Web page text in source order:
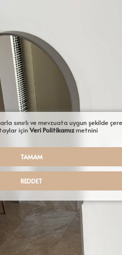
Arabaları
/ Puf&Bank
Duvar Aksesuarları/Aynalar
Tepsiler
Saksılar
Sehpalar
Ürünler ürünleri
sınırlı ve mevzuata uygun şekilde
için Veri Politikamızmetnini
TAMAM
REDDET